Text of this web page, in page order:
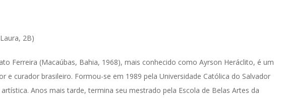
2B)
Ferreira (Macaúbas, Bahia, 1968), mais conhecido como Ayrson Heráclito, é um
e curador brasileiro. Formou-se em 1989 pela Universidade Católica do Salvador
artística. Anos mais tarde, termina seu mestrado pela Escola de Belas Artes da